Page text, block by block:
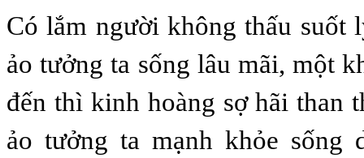
Có lắm người không thấu suốt
ảo tưởng ta sống lâu mãi, một
đến thì kinh hoàng sợ hãi than
ảo tưởng ta mạnh khỏe sống